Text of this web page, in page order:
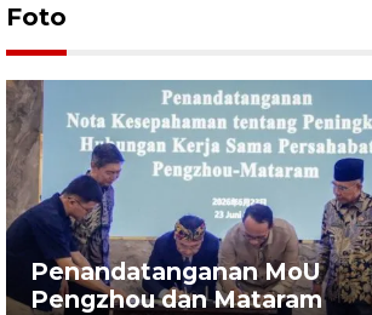
Foto
Penandatanganan MoU
Pengzhou dan Mataram